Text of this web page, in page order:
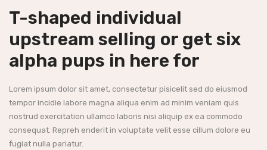
T-shaped individual
upstream selling or get six
alpha pups in here for
Lorem ipsum dolor sit amet, consectetur pisicelit sed do eiusmod
tempor incidie labore magna aliqua enim ad minim veniam quis
nostrud exercitation ullamco laboris nisi aliquip ex ea commodo
consequat. Repreh enderit in voluptate velit esse cillum dolore eu
fugiat nulla pariatur.